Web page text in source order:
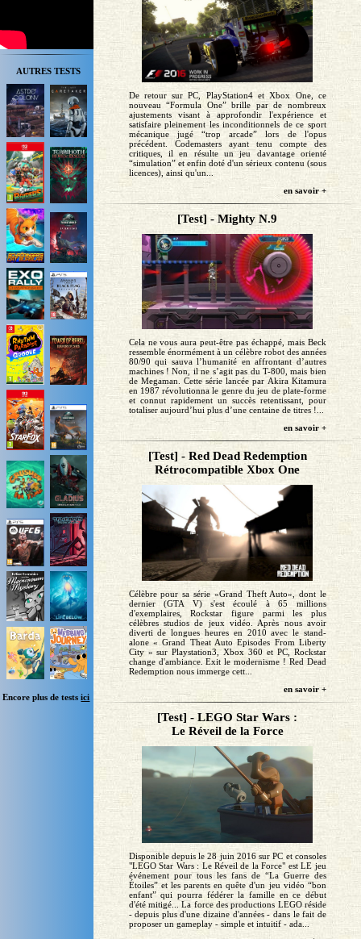
AUTRES TESTS
Encore plus de testsici
De retour sur PC, PlayStation4 et Xbox One, ce
nouveau “Formula One” brille par de nombreux
ajustements visant à approfondir l'expérience et
satisfaire pleinement les inconditionnels de ce sport
mécanique jugé “trop arcade” lors de l'opus
précédent. Codemasters ayant tenu compte des
critiques, il en résulte un jeu davantage orienté
“simulation” et enfin doté d'un sérieux contenu (sous
licences), ainsi qu'un...
en savoir +
[Test] - Mighty N.9
Cela ne vous aura peut-être pas échappé, mais Beck
ressemble énormément à un célèbre robot des années
80/90 qui sauva l’humanité en affrontant d’autres
machines ! Non, il ne s’agit pas du T-800, mais bien
de Megaman. Cette série lancée par Akira Kitamura
en 1987 révolutionna le genre du jeu de plate-forme
et connut rapidement un succès retentissant, pour
totaliser aujourd’hui plus d’une centaine de titres !...
en savoir +
[Test] - Red Dead Redemption
Rétrocompatible Xbox One
Célèbre pour sa série «Grand Theft Auto», dont le
dernier (GTA V) s'est écoulé à 65 millions
d'exemplaires, Rockstar figure parmi les plus
célèbres studios de jeux vidéo. Après nous avoir
diverti de longues heures en 2010 avec le stand-
alone « Grand Theat Auto Episodes From Liberty
City » sur Playstation3, Xbox 360 et PC, Rockstar
change d'ambiance. Exit le modernisme ! Red Dead
Redemption nous immerge cett...
en savoir +
[Test] - LEGO Star Wars :
Le Réveil de la Force
Disponible depuis le 28 juin 2016 sur PC et consoles
"LEGO Star Wars : Le Réveil de la Force" est LE jeu
événement pour tous les fans de “La Guerre des
Étoiles” et les parents en quête d'un jeu vidéo “bon
enfant” qui pourra fédérer la famille en ce début
d'été mitigé... La force des productions LEGO réside
- depuis plus d'une dizaine d'années - dans le fait de
proposer un gameplay - simple et intuitif - ada...